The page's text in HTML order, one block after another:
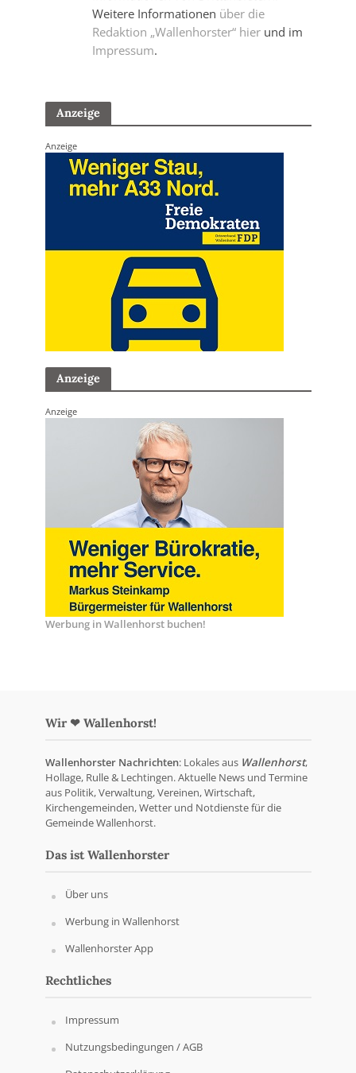
Weitere Informationen über die
Redaktion „Wallenhorster“ hierund im
Impressum.
Anzeige
Anzeige
Anzeige
Anzeige
Werbung in Wallenhorst buchen!
Wir ❤ Wallenhorst!
Wallenhorster Nachrichten: Lokales aus Wallenhorst,
Hollage, Rulle & Lechtingen. Aktuelle News und Termine
aus Politik, Verwaltung, Vereinen, Wirtschaft,
Kirchengemeinden, Wetter und Notdienste für die
Gemeinde Wallenhorst.
Das ist Wallenhorster
Über uns
Werbung in Wallenhorst
Wallenhorster App
Rechtliches
Impressum
Nutzungsbedingungen / AGB